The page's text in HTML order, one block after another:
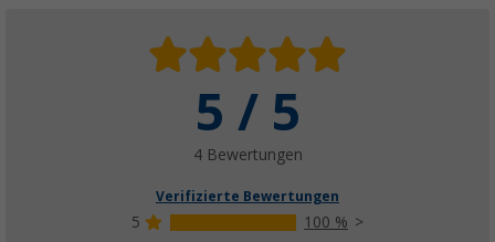
5 / 5
4 Bewertungen
Verifizierte Bewertungen
5
100 %